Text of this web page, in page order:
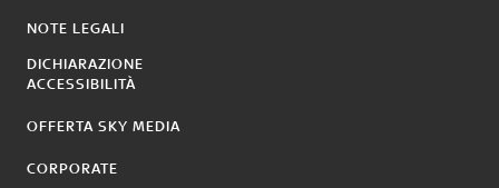
NOTE LEGALI
DICHIARAZIONE
ACCESSIBILITÀ
OFFERTA SKY MEDIA
CORPORATE